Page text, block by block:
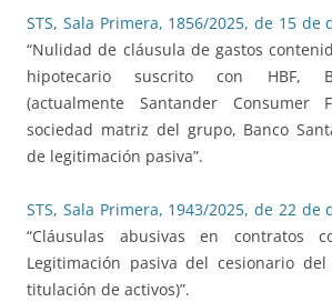
STS, Sala Primera, 1856/2025, de 15 de
“Nulidad de cláusula de gastos
hipotecario suscrito con HBF,
(actualmente Santander Consumer
sociedad matriz del grupo, Banco
de legitimación pasiva”.
STS, Sala Primera, 1943/2025, de 22 de
“Cláusulas abusivas en contratos
Legitimación pasiva del cesionario
titulación de activos)”.